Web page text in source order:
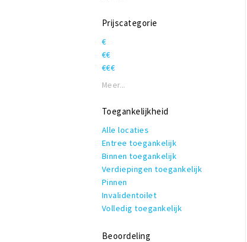
Schoenen
Sport & vrije tijd
Vintage
Wonen
Prijscategorie
€
€€
€€€
Meer...
Toegankelijkheid
Alle locaties
Entree toegankelijk
Binnen toegankelijk
Verdiepingen toegankelijk
Pinnen
Invalidentoilet
Volledig toegankelijk
Beoordeling